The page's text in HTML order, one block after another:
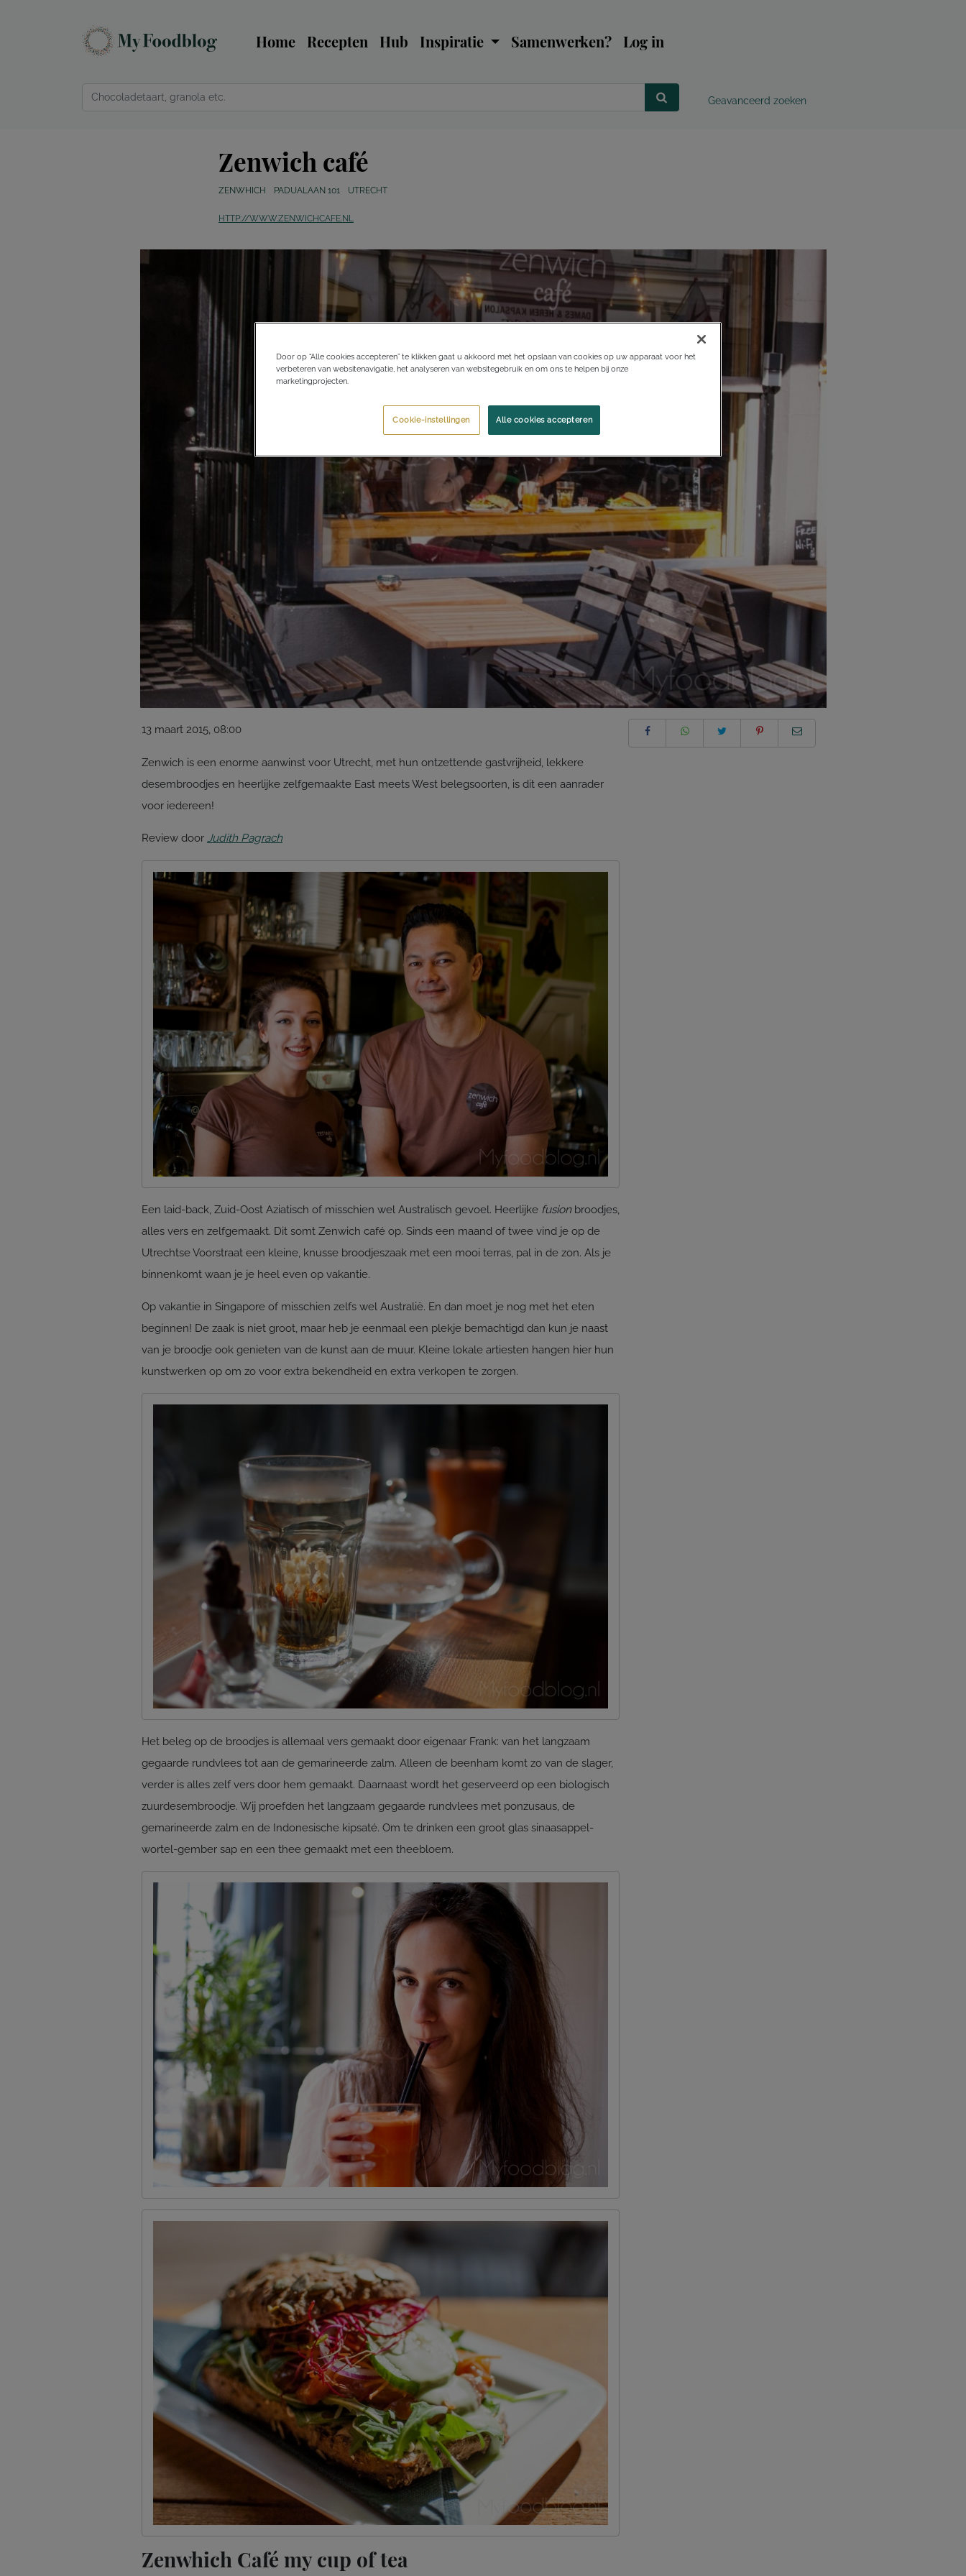
Home Recepten Hub Inspiratie Samenwerken? Log in
Geavanceerd zoeken
Zenwich café
ZENWHICH PADUALAAN 101 UTRECHT
HTTP://WWW.ZENWICHCAFE.NL
13 maart 2015, 08:00
Zenwich is een enorme aanwinst voor Utrecht, met hun ontzettende gastvrijheid, lekkere
desembroodjes en heerlijke zelfgemaakte East meets West belegsoorten, is dit een aanrader
voor iedereen!
Review door Judith Pagrach
Een laid-back, Zuid-Oost Aziatisch of misschien wel Australisch gevoel. Heerlijke fusionbroodjes,
alles vers en zelfgemaakt. Dit somt Zenwich café op. Sinds een maand of twee vind je op de
Utrechtse Voorstraat een kleine, knusse broodjeszaak met een mooi terras, pal in de zon. Als je
binnenkomt waan je je heel even op vakantie.
Op vakantie in Singapore of misschien zelfs wel Australië. En dan moet je nog met het eten
beginnen! De zaak is niet groot, maar heb je eenmaal een plekje bemachtigd dan kun je naast
van je broodje ook genieten van de kunst aan de muur. Kleine lokale artiesten hangen hier hun
kunstwerken op om zo voor extra bekendheid en extra verkopen te zorgen.
Het beleg op de broodjes is allemaal vers gemaakt door eigenaar Frank: van het langzaam
gegaarde rundvlees tot aan de gemarineerde zalm. Alleen de beenham komt zo van de slager,
verder is alles zelf vers door hem gemaakt. Daarnaast wordt het geserveerd op een biologisch
zuurdesembroodje. Wij proefden het langzaam gegaarde rundvlees met ponzusaus, de
gemarineerde zalm en de Indonesische kipsaté. Om te drinken een groot glas sinaasappel-
wortel-gember sap en een thee gemaakt met een theebloem.
Zenwhich Café my cup of tea
Door op “Alle cookies accepteren” te klikken gaat u akkoord met het opslaan van cookies op uw apparaat voor het
verbeteren van websitenavigatie, het analyseren van websitegebruik en om ons te helpen bij onze
marketingprojecten.
Alle cookies accepteren
Cookie-instellingen